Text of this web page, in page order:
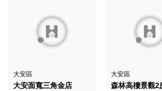
大安區
大安面寬三角金店
大安區
森林高樓景觀2